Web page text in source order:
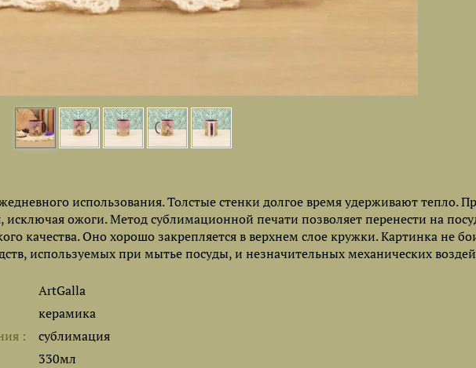
использования. Толстые стенки долгое время удерживают тепло.
исключая ожоги. Метод сублимационной печати позволяет перенести на
качества. Оно хорошо закрепляется в верхнем слое кружки. Картинка не
используемых при мытье посуды, и незначительных механических
ArtGalla
керамика
сублимация
330мл